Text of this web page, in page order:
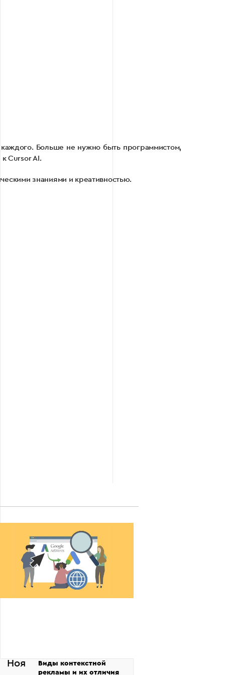
Больше не нужно быть программистом,
Cursor AI.
знаниями и креативностью.
Ноя
Виды контекстной
рекламы и их отличия